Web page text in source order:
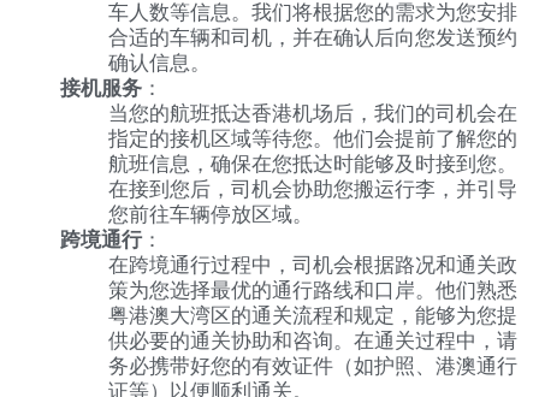
车人数等信息。我们将根据您的需求为您安排
合适的车辆和司机，并在确认后向您发送预约
确认信息。
接机服务 ：
当您的航班抵达香港机场后，我们的司机会在
指定的接机区域等待您。他们会提前了解您的
航班信息，确保在您抵达时能够及时接到您。
在接到您后，司机会协助您搬运行李，并引导
您前往车辆停放区域。
跨境通行：
在跨境通行过程中，司机会根据路况和通关政
策为您选择最优的通行路线和口岸。他们熟悉
粤港澳大湾区的通关流程和规定，能够为您提
供必要的通关协助和咨询。在通关过程中，请
务必携带好您的有效证件（如护照、港澳通行
证等）以便顺利通关。